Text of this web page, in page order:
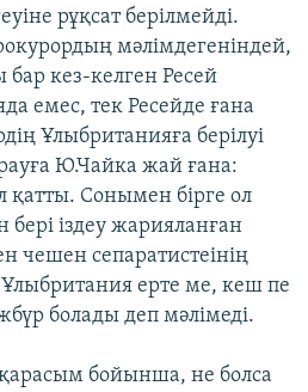
рұқсат берілмейді.
мәлімдегеніндей,
кез-келген Ресей
емес, тек Ресейде ғана
Ұлыбританияға берілуі
Ю.Чайка жай ғана:
қатты. Сонымен бірге ол
іздеу жарияланған
чешен сепаратистеінің
Ұлыбритания ерте ме, кеш пе
болады деп мәлімеді.
бойынша, не болса